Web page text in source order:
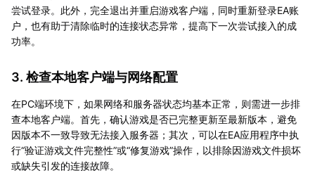
尝试登录。此外，完全退出并重启游戏客户端，同时重新登录EA账
户，也有助于清除临时的连接状态异常，提高下一次尝试接入的成
功率。
3. 检查本地客户端与网络配置
在PC端环境下，如果网络和服务器状态均基本正常，则需进一步排
查本地客户端。首先，确认游戏是否已完整更新至最新版本，避免
因版本不一致导致无法接入服务器；其次，可以在EA应用程序中执
行“验证游戏文件完整性”或“修复游戏”操作，以排除因游戏文件损坏
或缺失引发的连接故障。